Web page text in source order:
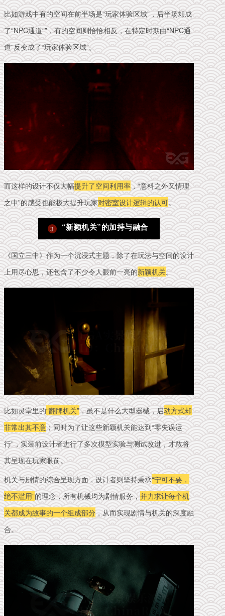
比如游戏中有的空间在前半场是“玩家体验区域”，后半场却成
了“NPC通道“”，有的空间则恰恰相反，在特定时期由“NPC通
道”反变成了“玩家体验区域”。
而这样的设计不仅大幅提升了空间利用率，“意料之外又情理
之中”的感受也能极大提升玩家对密室设计逻辑的认可。
3 “新颖机关”的加持与融合
《国立三中》作为一个沉浸式主题，除了在玩法与空间的设计
上用尽心思，还包含了不少令人眼前一亮的新颖机关。
比如灵堂里的“翻牌机关”，虽不是什么大型器械，启动方式却
非常出其不意；同时为了让这些新颖机关能达到“零失误运
行”，实装前设计者进行了多次模型实验与测试改进，才敢将
其呈现在玩家眼前。
机关与剧情的综合呈现方面，设计者则坚持秉承“宁可不要，
绝不滥用”的理念，所有机械均为剧情服务，并力求让每个机
关都成为故事的一个组成部分，从而实现剧情与机关的深度融
合。